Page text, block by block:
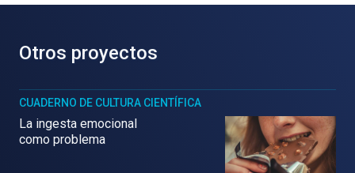
Otros proyectos
CUADERNO DE CULTURA CIENTÍFICA
La ingesta emocional
como problema